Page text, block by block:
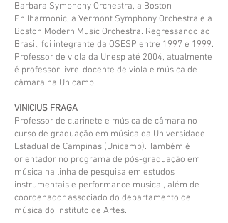
Barbara Symphony Orchestra, a Boston
Philharmonic, a Vermont Symphony Orchestra e a
Boston Modern Music Orchestra. Regressando ao
Brasil, foi integrante da OSESP entre 1997 e 1999.
Professor de viola da Unesp até 2004, atualmente
é professor livre-docente de viola e música de
câmara na Unicamp.
VINICIUS FRAGA
Professor de clarinete e música de câmara no
curso de graduação em música da Universidade
Estadual de Campinas (Unicamp). Também é
orientador no programa de pós-graduação em
música na linha de pesquisa em estudos
instrumentais e performance musical, além de
coordenador associado do departamento de
música do Instituto de Artes.